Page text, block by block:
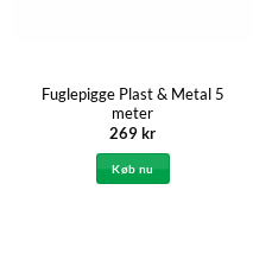
Fuglepigge Plast & Metal 5
meter
269kr
Køb nu